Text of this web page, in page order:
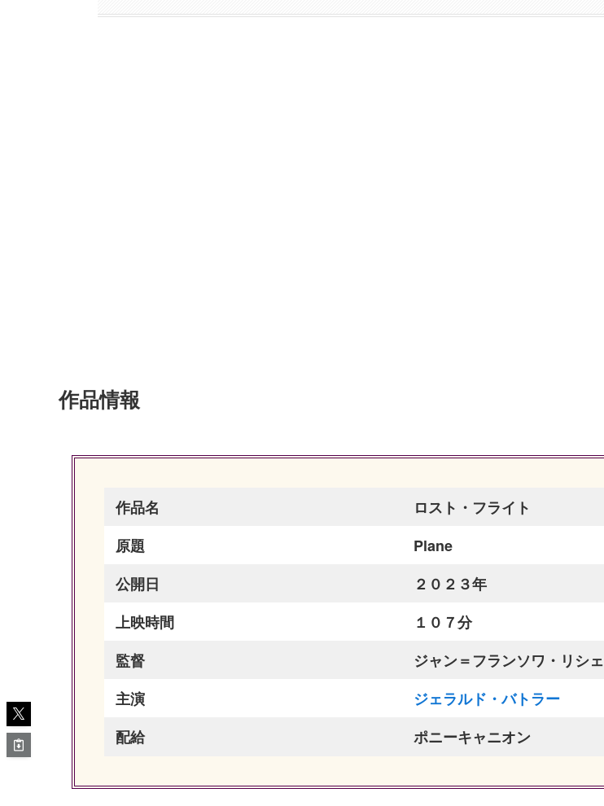
作品情報
作品名
ロスト・フライト
原題
Plane
公開日
２０２３年
上映時間
１０７分
監督
ジャン＝フランソワ・リシェ
主演
ジェラルド・バトラー
配給
ポニーキャニオン